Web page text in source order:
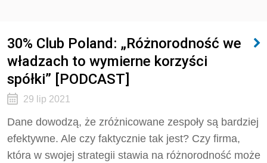
30% Club Poland: „Różnorodność we
władzach to wymierne korzyści
spółki” [PODCAST]
29 lip 2021
Dane dowodzą, że zróżnicowane zespoły są bardziej
efektywne. Ale czy faktycznie tak jest? Czy firma,
która w swojej strategii stawia na różnorodność może